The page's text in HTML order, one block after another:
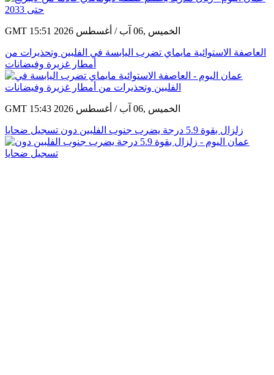
GMT 15:51 2026 الخميس ,06 آب / أغسطس
العاصفة الاستوائية مايماي تضرب اليابسة في الفلبين وتحذيرات من
أمطار غزيرة وفيضانات
GMT 15:43 2026 الخميس ,06 آب / أغسطس
زلزال بقوة 5.9 درجة يضرب جنوب الفلبين دون تسجيل ضحايا